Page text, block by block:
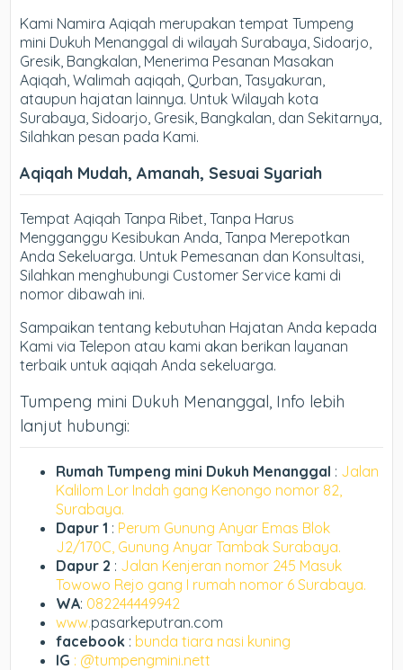
Kami Namira Aqiqah merupakan tempat Tumpeng
mini Dukuh Menanggal di wilayah Surabaya, Sidoarjo,
Gresik, Bangkalan, Menerima Pesanan Masakan
Aqiqah, Walimah aqiqah, Qurban, Tasyakuran,
ataupun hajatan lainnya. Untuk Wilayah kota
Surabaya, Sidoarjo, Gresik, Bangkalan, dan Sekitarnya,
Silahkan pesan pada Kami.
Aqiqah Mudah, Amanah, Sesuai Syariah
Tempat Aqiqah Tanpa Ribet, Tanpa Harus
Mengganggu Kesibukan Anda, Tanpa Merepotkan
Anda Sekeluarga. Untuk Pemesanan dan Konsultasi,
Silahkan menghubungi Customer Service kami di
nomor dibawah ini.
Sampaikan tentang kebutuhan Hajatan Anda kepada
Kami via Telepon atau kami akan berikan layanan
terbaik untuk aqiqah Anda sekeluarga.
Tumpeng mini Dukuh Menanggal, Info lebih
lanjut hubungi:
Rumah Tumpeng mini Dukuh Menanggal : Jalan
Kalilom Lor Indah gang Kenongo nomor 82,
Surabaya.
Dapur 1 : Perum Gunung Anyar Emas Blok
J2/170C, Gunung Anyar Tambak Surabaya.
Dapur 2 : Jalan Kenjeran nomor 245 Masuk
Towowo Rejo gang I rumah nomor 6 Surabaya.
WA: 082244449942
www.pasarkeputran.com
facebook : bunda tiara nasi kuning
IG : @tumpengmini.nett